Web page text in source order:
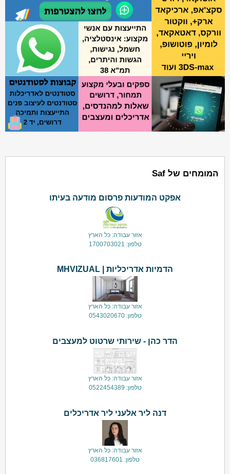
המומחים של Saf
אפקט המודעות פרסום מודעה בעיתו
אזור עבודה: כל הארץ
טלפון: 1700703021
הדמיות אדריכליות | MHVIZUAL
אזור עבודה: כל הארץ
טלפון: 0543020670
הדר כהן - שירותי שרטוט למעצבים
אזור עבודה: כל הארץ
טלפון: 0522454389
דנה ליר אלעני ליר אדריכלים
אזור עבודה: כל הארץ
טלפון: 036817601